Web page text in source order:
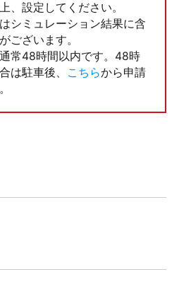
、設定してください。
シミュレーション結果に含
ございます。
常48時間以内です。48時
は駐車後、
こちらから申請